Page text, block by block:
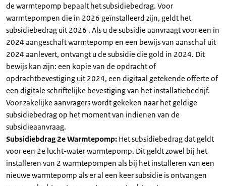
de warmtepomp bepaalt het subsidiebedrag. Voor
warmtepompen die in 2026 geïnstalleerd zijn, geldt het
subsidiebedrag uit 2026 . Als u de subsidie aanvraagt voor een in
2024 aangeschaft warmtepomp en een bewijs van aanschaf uit
2024 aanlevert, ontvangt u de subsidie die gold in 2024. Dit
bewijs kan zijn: een kopie van de opdracht of
opdrachtbevestiging uit 2024, een digitaal getekende offerte of
een digitale schriftelijke bevestiging van het installatiebedrijf.
Voor zakelijke aanvragers wordt gekeken naar het geldige
subsidiebedrag op het moment van indienen van de
subsidieaanvraag.
Subsidiebdrag 2e Warmtepomp: Het subsidiebedrag dat geldt
voor een 2e lucht-water warmtepomp. Dit geldt zowel bij het
installeren van 2 warmtepompen als bij het installeren van een
nieuwe warmtepomp als er al een keer subsidie is ontvangen